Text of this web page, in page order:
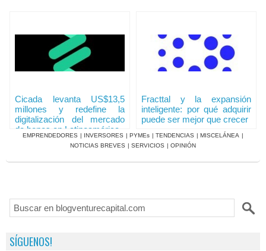
Cicada levanta US$13,5
millones y redefine la
digitalización del mercado
de bonos en Latinoamérica
Fracttal y la expansión
inteligente: por qué adquirir
puede ser mejor que crecer
EMPRENDEDORES | INVERSORES | PYMEs | TENDENCIAS | MISCELÁNEA |
NOTICIAS BREVES | SERVICIOS | OPINIÓN
SÍGUENOS!